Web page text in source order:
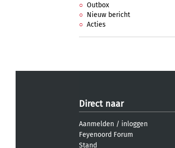
Outbox
Nieuw bericht
Acties
Direct naar
Aanmelden / inloggen
Feyenoord Forum
Stand